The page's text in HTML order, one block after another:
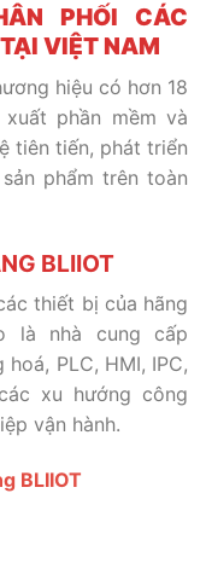
PHỐI CÁC
VIỆT NAM
hiệu có hơn 18
phần mềm và
tiên tiến, phát triển
phẩm trên toàn
BLIIOT
thiết bị của hãng
là nhà cung cấp
PLC, HMI, IPC,
xu hướng công
vận hành.
BLIIOT